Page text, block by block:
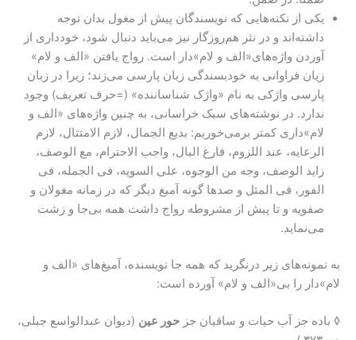
یکی از نکته‌هایی که نویسندگان پیش از مغول بدان توجه
داشته‌اند و در نثر هم‌روزگار نیز می‌باید دنبال ‌شود، خودداری از
آوردن واژه‌های«الف و لام»دار است. رواج یافتن «الف و لام»
زیان فراوانی به خودبسندگی زبان پارسی می‌زند؛ زیرا در زبان
پارسی واژکی به نام «واژک شناساننده» (=حرف تعریف) وجود
ندارد. در نوشته‌های سبک خراسانی، به چنین واژه‌های «الف و
لام»داری کمتر برمی‌خوریم: بدیع الجمال، لازم الامتثال، لازم
الرعایه، عند اللزوم، فارغ البال، واجب الاحترام، مع الوصف،
زاید الوصف، وجه من الوجوه، علی السویه، فی الجمله، فی
الفور، فی المثل و صدها گونه آمیغ دیگر که در زمانه مغولان و
صفویه و تا پیش از مشروطه رواج داشت همه بی‌جا و زشت
می‌نماید.
به نمونه‌های زیر درنگرید که همه جا نویسنده، آمیغ‌های «الف و
لام»دار را بی«الف و لام» آورده است:
◊ باده جز آب حیات و ساقیان جز حور عین (دیوان عبدالواسع جبلی،